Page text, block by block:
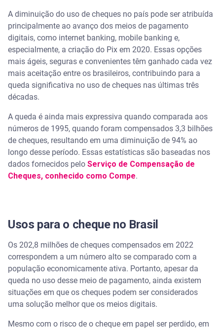
A diminuição do uso de cheques no país pode ser atribuída
principalmente ao avanço dos meios de pagamento
digitais, como internet banking, mobile banking e,
especialmente, a criação do Pix em 2020. Essas opções
mais ágeis, seguras e convenientes têm ganhado cada vez
mais aceitação entre os brasileiros, contribuindo para a
queda significativa no uso de cheques nas últimas três
décadas.
A queda é ainda mais expressiva quando comparada aos
números de 1995, quando foram compensados 3,3 bilhões
de cheques, resultando em uma diminuição de 94% ao
longo desse período. Essas estatísticas são baseadas nos
dados fornecidos pelo Serviço de Compensação de
Cheques, conhecido como Compe.
Usos para o cheque no Brasil
Os 202,8 milhões de cheques compensados em 2022
correspondem a um número alto se comparado com a
população economicamente ativa. Portanto, apesar da
queda no uso desse meio de pagamento, ainda existem
situações em que os cheques podem ser considerados
uma solução melhor que os meios digitais.
Mesmo com o risco de o cheque em papel ser perdido, em